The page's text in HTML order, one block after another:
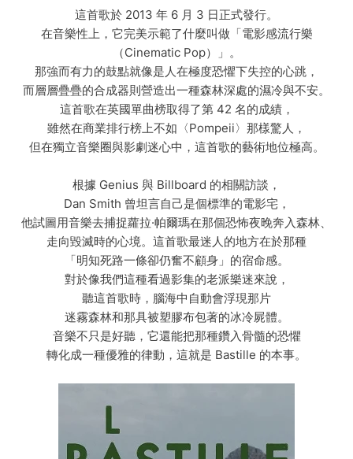
這首歌於 2013 年 6 月 3 日正式發行。
在音樂性上，它完美示範了什麼叫做「電影感流行樂
（Cinematic Pop）」。
那強而有力的鼓點就像是人在極度恐懼下失控的心跳，
而層層疊疊的合成器則營造出一種森林深處的濕冷與不安。
這首歌在英國單曲榜取得了第 42 名的成績，
雖然在商業排行榜上不如〈Pompeii〉那樣驚人，
但在獨立音樂圈與影劇迷心中，這首歌的藝術地位極高。
根據 Genius 與 Billboard 的相關訪談，
Dan Smith 曾坦言自己是個標準的電影宅，
他試圖用音樂去捕捉蘿拉·帕爾瑪在那個恐怖夜晚奔入森林、
走向毀滅時的心境。這首歌最迷人的地方在於那種
「明知死路一條卻仍奮不顧身」的宿命感。
對於像我們這種看過影集的老派樂迷來說，
聽這首歌時，腦海中自動會浮現那片
迷霧森林和那具被塑膠布包著的冰冷屍體。
音樂不只是好聽，它還能把那種鑽入骨髓的恐懼
轉化成一種優雅的律動，這就是 Bastille 的本事。